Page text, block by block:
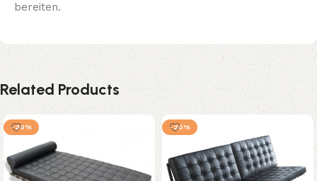
bereiten.
Related Products
-20% -20%